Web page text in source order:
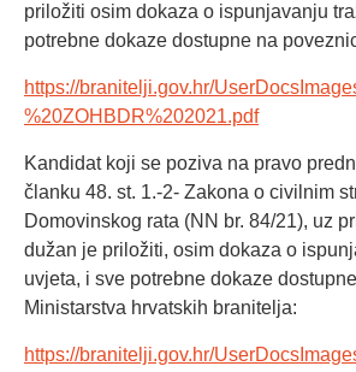
priložiti osim dokaza o ispunjavanju
potrebne dokaze dostupne na
https://branitelji.gov.hr/
%20ZOHBDR%202021.pdf
Kandidat koji se poziva na pravo
članku 48. st. 1.-2- Zakona o civilnim
Domovinskog rata (NN br. 84/21), uz
dužan je priložiti, osim dokaza o
uvjeta, i sve potrebne dokaze
Ministarstva hrvatskih branitelja:
https://branitelji.gov.hr/